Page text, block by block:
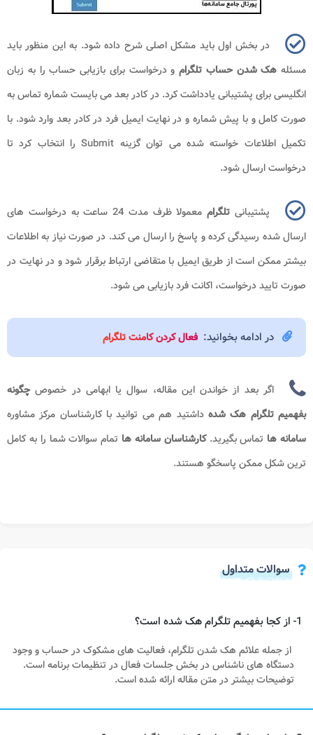
در بخش اول باید مشکل اصلی شرح داده شود. به این منظور باید
مسئله هک شدن حساب تلگرام و درخواست برای بازیابی حساب را به زبان
انگلیسی برای پشتیبانی یادداشت کرد. در کادر بعد می بایست شماره تماس به
صورت کامل و با پیش شماره و در نهایت ایمیل فرد در کادر بعد وارد شود. با
تکمیل اطلاعات خواسته شده می توان گزینه Submitرا انتخاب کرد تا
درخواست ارسال شود.
پشتیبانی تلگرام
معمولا ظرف مدت 24 ساعت به درخواست های
ارسال شده رسیدگی کرده و پاسخ را ارسال می کند. در صورت نیاز به اطلاعات
بیشتر ممکن است از طریق ایمیل با متقاضی ارتباط برقرار شود و در نهایت در
صورت تایید درخواست، اکانت فرد بازیابی می شود.
در ادامه بخوانید: فعال کردن کامنت تلگرام
اگر بعد از خواندن این مقاله، سوال یا ابهامی در خصوصچگونه
بفهمیم تلگرام هک شده داشتید هم می توانید با کارشناسان مرکز مشاوره
سامانه ها تماس بگیرید.کارشناسان سامانه ها تمام سوالات شما را به کامل
ترین شکل ممکن پاسخگو هستند.
سوالات متداول
1- از کجا بفهمیم تلگرام هک شده است؟
از جمله علائم هک شدن تلگرام، فعالیت های مشکوک در حساب و وجود
دستگاه های ناشناس در بخش جلسات فعال در تنظیمات برنامه است.
توضیحات بیشتر در متن مقاله ارائه شده است.